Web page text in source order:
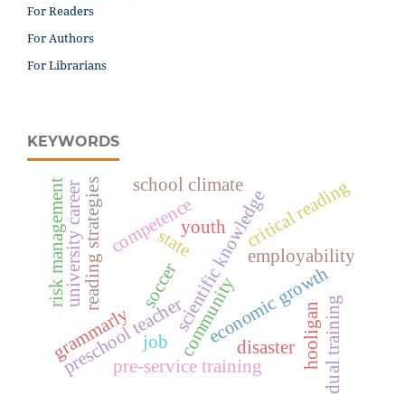
For Readers
For Authors
For Librarians
KEYWORDS
competence
community
state
economic growth
scientific knowledge
pre-service training
preschool teacher
reading strategies
university career
risk management
disaster dual training
employability
school climate
hooligan
soccer
youth
job
critical reading
grammarly